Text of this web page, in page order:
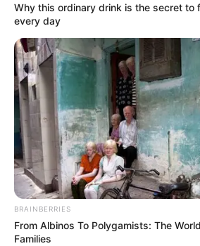
Why this ordinary drink is the secret to
every day
BRAINBERRIES
From Albinos To Polygamists: The
Families